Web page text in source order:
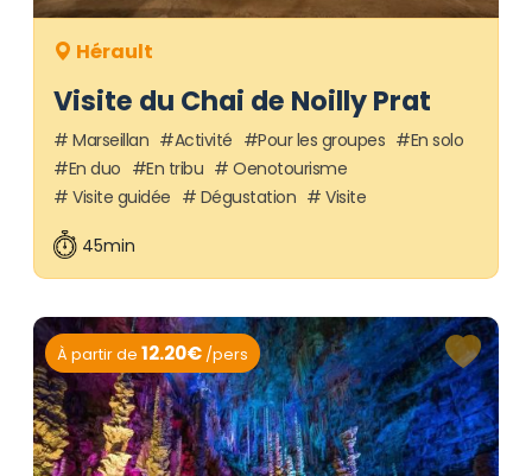
Visite du Chai de Noilly Prat
Hérault
Marseillan Activité Pour les groupes
En solo
En duo
En tribu
Oenotourisme
Visite guidée
Dégustation Visite
45min
À partir de 12.20€ /pers